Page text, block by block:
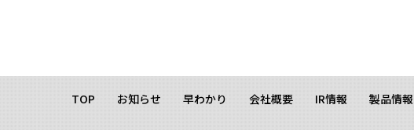
TOP お知らせ 早わかり 会社概要 IR情報 製品情報